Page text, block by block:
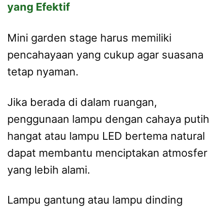
yang Efektif
Mini garden stage harus memiliki
pencahayaan yang cukup agar suasana
tetap nyaman.
Jika berada di dalam ruangan,
penggunaan lampu dengan cahaya putih
hangat atau lampu LED bertema natural
dapat membantu menciptakan atmosfer
yang lebih alami.
Lampu gantung atau lampu dinding